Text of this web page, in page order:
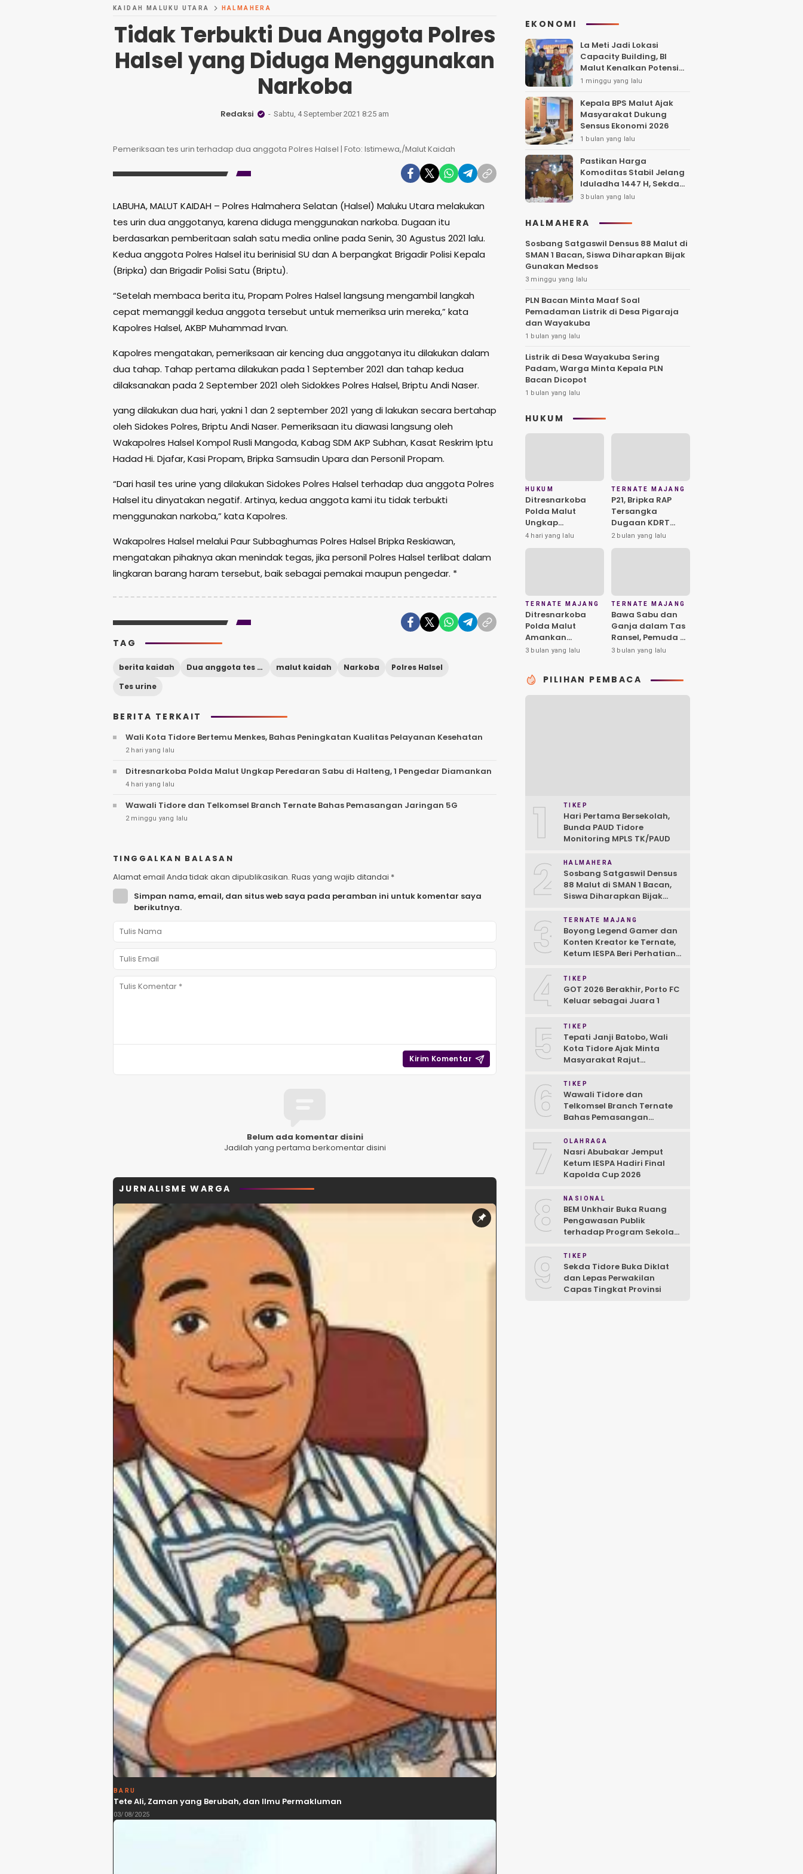
KAIDAH MALUKU UTARA HALMAHERA
Tidak Terbukti Dua Anggota Polres
Halsel yang Diduga Menggunakan
Narkoba
Redaksi Sabtu, 4 September 2021 8:25 am
Pemeriksaan tes urin terhadap dua anggota Polres Halsel | Foto: Istimewa,/Malut Kaidah
LABUHA, MALUT KAIDAH – Polres Halmahera Selatan (Halsel) Maluku Utara melakukan
tes urin dua anggotanya, karena diduga menggunakan narkoba. Dugaan itu
berdasarkan pemberitaan salah satu media online pada Senin, 30 Agustus 2021 lalu.
Kedua anggota Polres Halsel itu berinisial SU dan A berpangkat Brigadir Polisi Kepala
(Bripka) dan Brigadir Polisi Satu (Briptu).
“Setelah membaca berita itu, Propam Polres Halsel langsung mengambil langkah
cepat memanggil kedua anggota tersebut untuk memeriksa urin mereka,” kata
Kapolres Halsel, AKBP Muhammad Irvan.
Kapolres mengatakan, pemeriksaan air kencing dua anggotanya itu dilakukan dalam
dua tahap. Tahap pertama dilakukan pada 1 September 2021 dan tahap kedua
dilaksanakan pada 2 September 2021 oleh Sidokkes Polres Halsel, Briptu Andi Naser.
yang dilakukan dua hari, yakni 1 dan 2 september 2021 yang di lakukan secara bertahap
oleh Sidokes Polres, Briptu Andi Naser. Pemeriksaan itu diawasi langsung oleh
Wakapolres Halsel Kompol Rusli Mangoda, Kabag SDM AKP Subhan, Kasat Reskrim Iptu
Hadad Hi. Djafar, Kasi Propam, Bripka Samsudin Upara dan Personil Propam.
“Dari hasil tes urine yang dilakukan Sidokes Polres Halsel terhadap dua anggota Polres
Halsel itu dinyatakan negatif. Artinya, kedua anggota kami itu tidak terbukti
menggunakan narkoba,” kata Kapolres.
Wakapolres Halsel melalui Paur Subbaghumas Polres Halsel Bripka Reskiawan,
mengatakan pihaknya akan menindak tegas, jika personil Polres Halsel terlibat dalam
lingkaran barang haram tersebut, baik sebagai pemakai maupun pengedar. *
TAG
berita kaidah Dua anggota tes urine malut kaidah Narkoba
Polres Halsel
Tes urine
BERITA TERKAIT
Wali Kota Tidore Bertemu Menkes, Bahas Peningkatan Kualitas Pelayanan Kesehatan
2 hari yang lalu
Ditresnarkoba Polda Malut Ungkap Peredaran Sabu di Halteng, 1 Pengedar Diamankan
4 hari yang lalu
Wawali Tidore dan Telkomsel Branch Ternate Bahas Pemasangan Jaringan 5G
2 minggu yang lalu
TINGGALKAN BALASAN
Alamat email Anda tidak akan dipublikasikan. Ruas yang wajib ditandai *
Simpan nama, email, dan situs web saya pada peramban ini untuk komentar saya
berikutnya.
Belum ada komentar disini
Jadilah yang pertama berkomentar disini
JURNALISME WARGA
BARU
Tete Ali, Zaman yang Berubah, dan Ilmu Permakluman
03/08/2025
EKONOMI
La Meti Jadi Lokasi
Capacity Building, BI
Malut Kenalkan Potensi
Wisata Halmahera Utara
1 minggu yang lalu
Kepala BPS Malut Ajak
Masyarakat Dukung
Sensus Ekonomi 2026
1 bulan yang lalu
Pastikan Harga
Komoditas Stabil Jelang
Iduladha 1447 H, Sekda
Tidore Sidak Pasar
3 bulan yang lalu
HALMAHERA
Sosbang Satgaswil Densus 88 Malut di
SMAN 1 Bacan, Siswa Diharapkan Bijak
Gunakan Medsos
3 minggu yang lalu
PLN Bacan Minta Maaf Soal
Pemadaman Listrik di Desa Pigaraja
dan Wayakuba
1 bulan yang lalu
Listrik di Desa Wayakuba Sering
Padam, Warga Minta Kepala PLN
Bacan Dicopot
1 bulan yang lalu
HUKUM
HUKUM
Ditresnarkoba
Polda Malut
Ungkap
Peredaran Sabu di
Halteng, 1
4 hari yang lalu
TERNATE MAJANG
P21, Bripka RAP
Tersangka
Dugaan KDRT
Berpotensi PTDH,
Waktu Ajukan
2 bulan yang lalu
TERNATE MAJANG
Ditresnarkoba
Polda Malut
Amankan
Terduga
Kayu Merah
3 bulan yang lalu
TERNATE MAJANG
Bawa Sabu dan
Ganja dalam Tas
Ransel, Pemuda di
Ternate
3 bulan yang lalu
PILIHAN PEMBACA
1 TIKEP
Hari Pertama Bersekolah,
Bunda PAUD Tidore
Monitoring MPLS TK/PAUD
2 HALMAHERA
Sosbang Satgaswil Densus
88 Malut di SMAN 1 Bacan,
Siswa Diharapkan Bijak
3 TERNATE MAJANG
Boyong Legend Gamer dan
Konten Kreator ke Ternate,
Ketum IESPA Beri Perhatian
4 TIKEP
GOT 2026 Berakhir, Porto FC
Keluar sebagai Juara 1
5 TIKEP
Tepati Janji Batobo, Wali
Kota Tidore Ajak Minta
Masyarakat Rajut
6 TIKEP
Wawali Tidore dan
Telkomsel Branch Ternate
Bahas Pemasangan
7 OLAHRAGA
Nasri Abubakar Jemput
Ketum IESPA Hadiri Final
Kapolda Cup 2026
8 NASIONAL
BEM Unkhair Buka Ruang
Pengawasan Publik
terhadap Program Sekolah
9 TIKEP
Sekda Tidore Buka Diklat
dan Lepas Perwakilan
Capas Tingkat Provinsi